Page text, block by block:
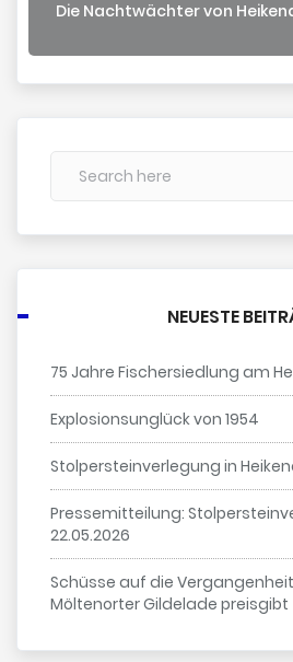
Die Nachtwächter von
NEUESTE
75 Jahre Fischersiedlung am
Explosionsunglück von 1954
Stolpersteinverlegung in
Pressemitteilung:
22.05.2026
Schüsse auf die
Möltenorter Gildelade preisgibt